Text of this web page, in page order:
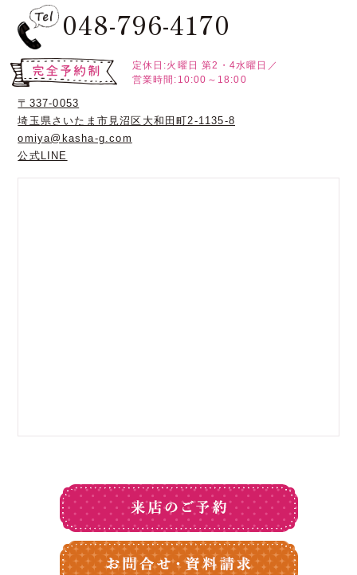
048-796-4170
定休日:火曜日 第2・4水曜日／
営業時間:10:00～18:00
〒337-0053
埼玉県さいたま市見沼区大和田町2-1135-8
omiya@kasha-g.com
公式LINE